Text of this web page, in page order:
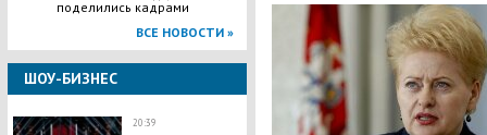
поделились кадрами
ВСЕ НОВОСТИ »
ШОУ-БИЗНЕС
20:39
требования"